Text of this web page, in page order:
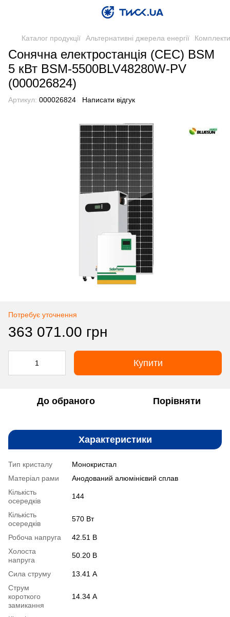
Каталог продукції Альтернативні джерела енергії
Сонячна електростанція (СЕС) BSM
5 кВт BSM-5500BLV48280W-PV
(000026824)
Артикул: 000026824 Написати відгук
Потребує уточнення
363 071.00 грн
Купити
До обраного Порівняти
Характеристики
Тип кристалу
Монокристал
Матеріал рами
Анодований алюмінієвий сплав
Кількість
осередків
144
Кількість
осередків
570 Вт
Робоча напруга
42.51 В
Холоста
напруга
50.20 В
Сила струму
13.41 А
Струм
короткого
замикання
14.34 А